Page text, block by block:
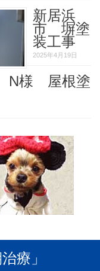
新居浜
市 塀塗
装工事
2025年4月19日
N様 屋根塗
療」